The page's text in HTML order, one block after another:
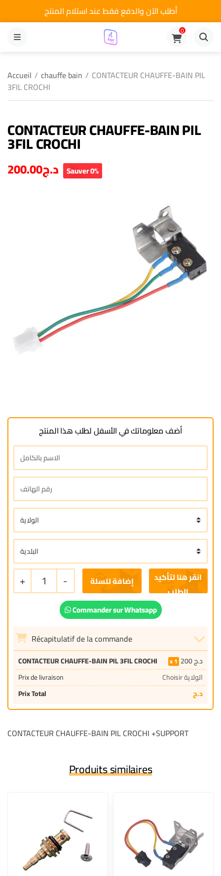
أطلب الآن والدفع فقط عند استلام المنتج
MENU
0
Accueil / chauffe bain / CONTACTEUR CHAUFFE-BAIN PIL
3FIL CROCHI
CONTACTEUR CHAUFFE-BAIN PIL
3FIL CROCHI
د.ج200.00 Sauver 0%
أضف معلوماتك في الأسفل لطلب هذا المنتج
+ 1 - إضافة للسلة
Commander sur Whatsapp
Récapitulatif de la commande
CONTACTEUR CHAUFFE-BAIN PIL 3FIL CROCHI 1 200د.ج
Prix de livraison
Choisir الولاية
Prix Total
د.ج
CONTACTEUR CHAUFFE-BAIN PIL CROCHI +SUPPORT
Produits similaires